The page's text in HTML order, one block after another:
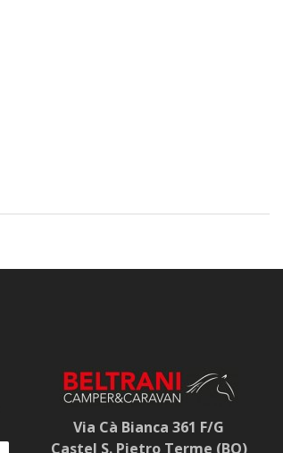
Via Cà Bianca 361 F/G
Castel S. Pietro Terme (BO)